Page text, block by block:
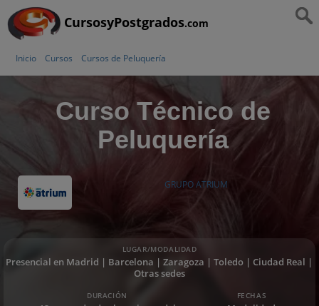
CursosyPostgrados.com
Inicio Cursos Cursos de Peluquería
Curso Técnico de
Peluquería
GRUPO ATRIUM
LUGAR/MODALIDAD
Presencial en Madrid | Barcelona | Zaragoza | Toledo | Ciudad Real |
Otras sedes
DURACIÓN FECHAS